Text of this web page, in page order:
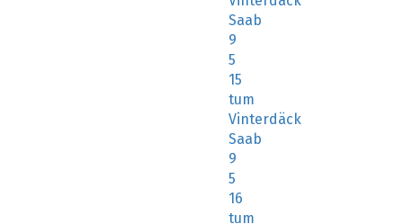
Saab
9
5
15
tum
Vinterdäck
Saab
9
5
16
tum